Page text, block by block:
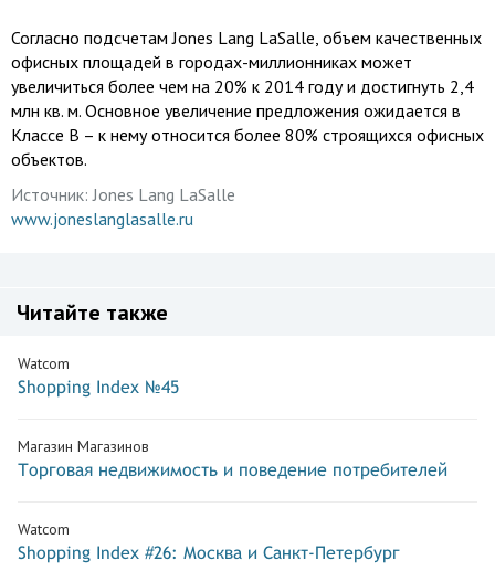
Согласно подсчетам Jones Lang LaSalle, объем качественных
офисных площадей в городах-миллионниках может
увеличиться более чем на 20% к 2014 году и достигнуть 2,4
млн кв. м. Основное увеличение предложения ожидается в
Классе B – к нему относится более 80% строящихся офисных
объектов.
Источник: Jones Lang LaSalle
www.joneslanglasalle.ru
Читайте также
Watcom
Shopping Index №45
Магазин Магазинов
Торговая недвижимость и поведение потребителей
Watcom
Shopping Index #26: Москва и Санкт-Петербург